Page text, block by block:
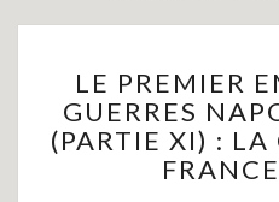
LE PREMIER
GUERRES
(PARTIE XI) :